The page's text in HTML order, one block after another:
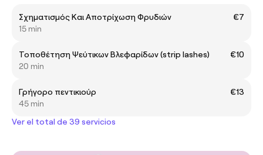
Σχηματισμός Και Αποτρίχωση Φρυδιών
€7
15 min
Τοποθέτηση Ψεύτικων Βλεφαρίδων (strip lashes)
€10
20 min
Γρήγορο πεντικιούρ
€13
45 min
Ver el total de 39 servicios